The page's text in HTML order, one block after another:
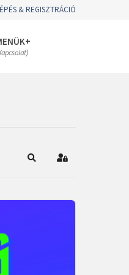
& REGISZTRÁCIÓ
KeresésBejelentkezés